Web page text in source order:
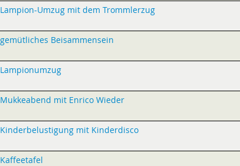
Lampion-Umzug mit dem Trommlerzug
gemütliches Beisammensein
Lampionumzug
Mukkeabend mit Enrico Wieder
Kinderbelustigung mit Kinderdisco
Kaffeetafel